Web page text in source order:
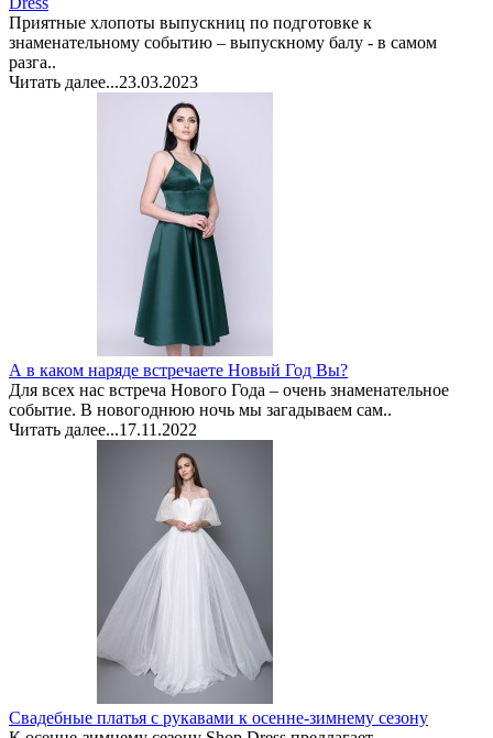
Приятные хлопоты выпускниц по подготовке к
знаменательному событию – выпускному балу - в самом
разга..
Читать далее...23.03.2023
А в каком наряде встречаете Новый Год Вы?
Для всех нас встреча Нового Года – очень знаменательное
событие. В новогоднюю ночь мы загадываем сам..
Читать далее...17.11.2022
Свадебные платья с рукавами к осенне-зимнему сезону